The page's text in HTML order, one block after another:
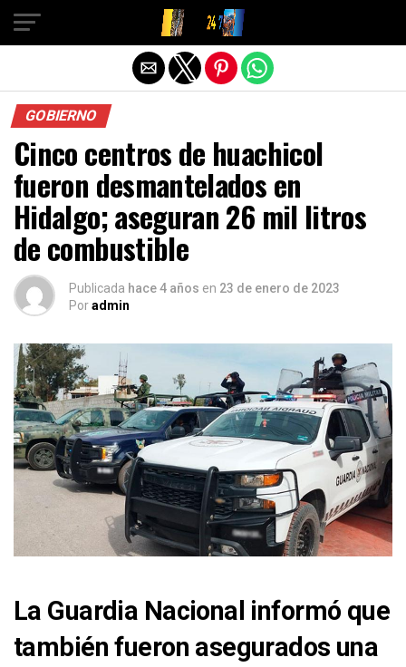
GOBIERNO
Cinco centros de huachicol
fueron desmantelados en
Hidalgo; aseguran 26 mil litros
de combustible
Publicada hace 4 años en 23 de enero de 2023
Poradmin
La Guardia Nacional informó que
también fueron asegurados una
Salir de la versión móvil